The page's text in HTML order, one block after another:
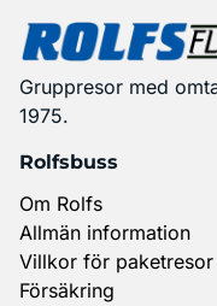
Gruppresor med
1975.
Rolfsbuss
Om Rolfs
Allmän information
Villkor för paketresor
Försäkring